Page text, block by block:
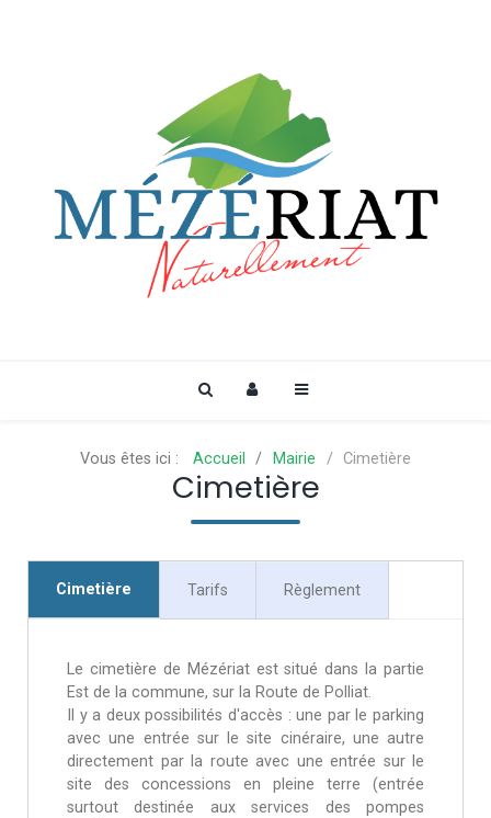
Vous êtes ici : Accueil Mairie Cimetière
Cimetière
Cimetière Tarifs Règlement
Le cimetière de Mézériat est situé dans la partie
Est de la commune, sur la Route de Polliat.
Il y a deux possibilités d'accès : une par le parking
avec une entrée sur le site cinéraire, une autre
directement par la route avec une entrée sur le
site des concessions en pleine terre (entrée
surtout destinée aux services des pompes